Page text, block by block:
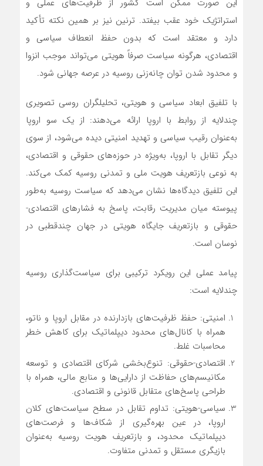
استراتژیک خود عقب بیفتد. ترنین نیز بر همین نکته تأکید
دارد و معتقد است که بدون حفظ انعطاف سیاسی و
اقتصادی، هرگونه سیاست صرفاً هویتی می‌تواند موجب انزوا
و محدود شدن توان چانه‌زنی روسیه در عرصه جهانی شود.
با تلفیق ابعاد سیاسی و هویتی، تحلیلگران روسی تصویری
چندلایه از روابط با اروپا ارائه می‌دهند: از یک سو اروپا
به‌عنوان رقیب سیاسی و تهدید امنیتی دیده می‌شود، از سوی
دیگر تقابل با اروپا، به‌ویژه در حوزه‌های حقوقی و اقتصادی،
به نوعی بازتعریف هویت ملی و تمدنی روسیه کمک می‌کند.
این تلفیق دیدگاه‌ها نشان می‌دهد که سیاست روسیه به‌طور
پیوسته میان مدیریت رقابت، پاسخ به فشارهای اقتصادی-
حقوقی و بازتعریف جایگاه هویتی در جهان چندقطبی در
نوسان است.
پیامد عملی این رویکرد ترکیبی برای سیاست‌گذاری روسیه
چندلایه است:
امنیتی: حفظ ظرفیت‌های بازدارنده در مقابل اروپا و ناتو،
همراه با کانال‌های محدود دیپلماتیک برای کاهش خطر
محاسبات غلط.
اقتصادی-حقوقی: تنوع‌بخشی شرکای اقتصادی و توسعه
مکانیسم‌های حفاظت از دارایی‌ها و منابع مالی، همراه با
طراحی پاسخ‌های متقابل قانونی و اقتصادی.
سیاسی-هویتی: تداوم تقابل در سطح سیاست‌های کلان
اروپا، در عین بهره‌گیری از شکاف‌ها و فرصت‌های
دیپلماتیک محدود، و بازتعریف هویت روسیه به‌عنوان
بازیگری مستقل و تمدنی متفاوت.